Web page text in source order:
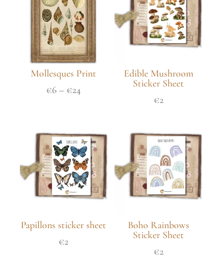
Mollesques Print
€6 – €24
Edible Mushroom
Sticker Sheet
€2
Papillons sticker sheet
€2
Boho Rainbows
Sticker Sheet
€2